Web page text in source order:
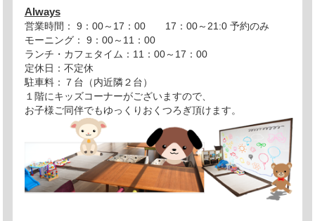
Always
営業時間： 9：00～17：0017：00～21:0 予約のみ
モーニング：
9：00～11：00
ランチ・カフェタイム： 11：00～17：00
定休日：不定休
駐車料：７台（内近隣２台）
１階にキッズコーナーがございますので、
お子様ご同伴でもゆっくりおくつろぎ頂けます。